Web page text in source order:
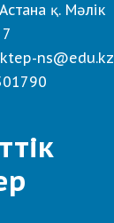
қ. Мәлік
ns@edu.kz